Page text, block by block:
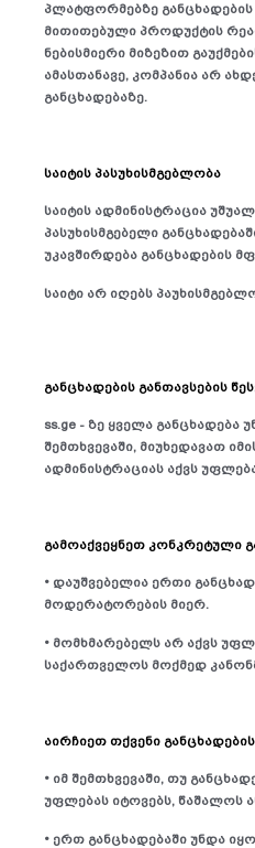
პლატფორმებზე განცხადების
მითითებული პროდუქტის
ნებისმიერი მიზეზით
ამასთანავე, კომპანია არ
განცხადებაზე.
საიტის პასუხისმგებლობა
საიტის ადმინისტრაცია
პასუხისმგებელი
უკავშირდება განცხადების
საიტი არ იღებს
განცხადების განთავსების
ss.ge - ზე ყველა განცხადება
შემთხვევაში, მიუხედავათ
ადმინისტრაციას აქვს
გამოაქვეყნეთ
• დაუშვებელია ერთი
მოდერატორების მიერ.
• მომხმარებელს არ აქვს
საქართველოს მოქმედ
აირჩიეთ თქვენი
• იმ შემთხვევაში, თუ
უფლებას იტოვებს, წაშალოს
• ერთ განცხადებაში უნდა